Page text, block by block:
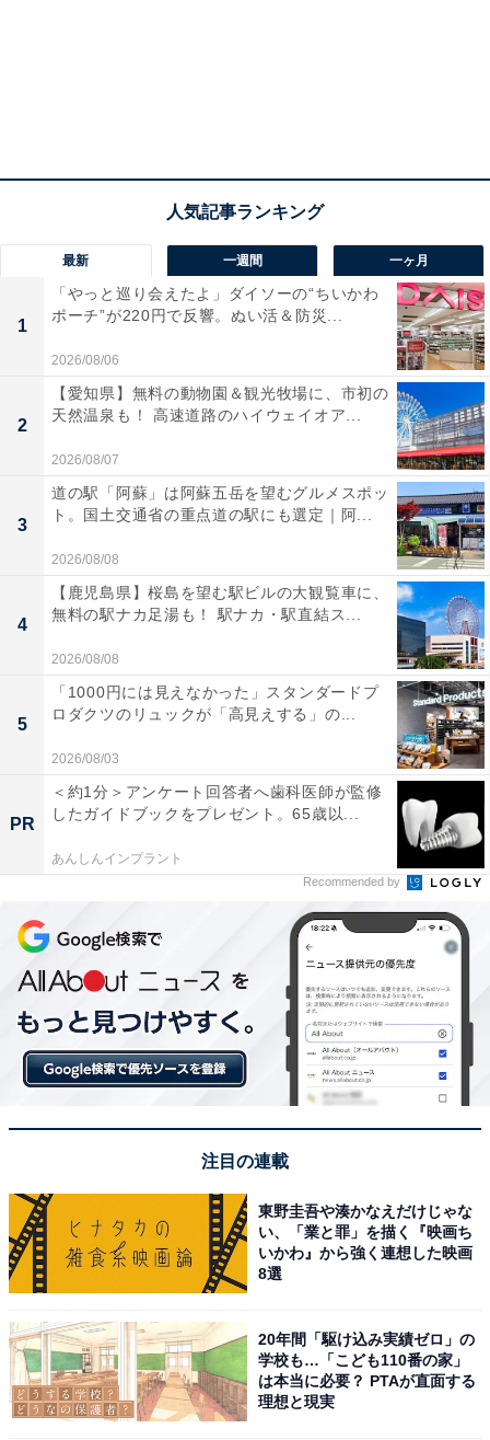
鎌倉オリジナルドレッシング2種
「鎌倉オリジナルドレッシング2種」は、鎌倉パスタと
いえばコレ！ となる、だし入り玉ねぎ醤油ドレッシング
と焙煎ごまドレッシング（各200ミリリットル）のセッ
ト。
鎌倉パスタ カルボナーラ風味ポテトスナック
また、鎌倉パスタからの特別なおまけとして、カルボナ
ついています。鎌倉パスタの人気メニューである「和風
ッと黒コショウが効いた風味豊かなスナックです。
さらに、1月4日～3月31日まで鎌倉パスタ店舗で利用可
に。福袋が3500円なので、このチケットだけでほとんど
元がとれてしまいます。
最新 一週間 一ヶ月
1
「やっと巡り会えたよ」ダイソーの“ちいかわ
ポーチ”が220円で反響。ぬい活＆防災...
2026/08/06
2
【愛知県】無料の動物園＆観光牧場に、市初の
天然温泉も！ 高速道路のハイウェイオア...
2026/08/07
3
道の駅「阿蘇」は阿蘇五岳を望むグルメスポッ
ト。国土交通省の重点道の駅にも選定｜阿...
2026/08/08
4
【鹿児島県】桜島を望む駅ビルの大観覧車に、
無料の駅ナカ足湯も！ 駅ナカ・駅直結ス...
2026/08/08
5
「1000円には見えなかった」スタンダードプ
ロダクツのリュックが「高見えする」の...
2026/08/03
PR
＜約1分＞アンケート回答者へ歯科医師が監修
したガイドブックをプレゼント。65歳以...
あんしんインプラント
Recommended by
注目の連載
東野圭吾や湊かなえだけじゃな
い、「業と罪」を描く『映画ち
いかわ』から強く連想した映画
8選
20年間「駆け込み実績ゼロ」の
学校も…「こども110番の家」
は本当に必要？ PTAが直面する
理想と現実